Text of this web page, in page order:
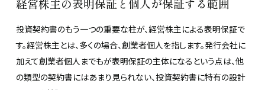
投資契約書のもう一つの重要な柱が、経営株主による表明保証で
す。経営株主とは、多くの場合、創業者個人を指します。発行会社に
加えて創業者個人までもが表明保証の主体になるという点は、他
の類型の契約書にはあまり見られない、投資契約書に特有の設計